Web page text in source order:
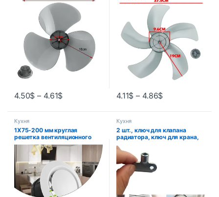
бытовой стоячий пьедестал,
лопасть вентилятора,
настольный вентилятор с
гайкой, крышка
4.50$ – 4.61$
для пьедесталя, прозрачная
настольная подставка,
вентилятор, общие
аксессуары
4.11$ – 4.86$
Кухня
1X75-200 мм круглая
решетка вентиляционного
отверстия, крышка выхода,
регулируемый вытяжной
вентиляционный канал,
вентиляционные решетки,
потолочная крышка
вентиляционного отверстия
Кухня
2 шт., ключ для клапана
радиатора, ключ для крана,
радиатора, сантехническое
отверстие, прокачка,
прокачка, сплав,
нагреватели, ключ для
вентиляционного воздушного
клапана